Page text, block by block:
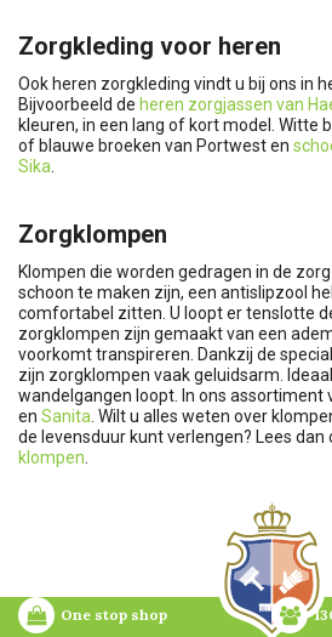
Zorgkleding voor heren
Ook heren zorgkleding vindt u bij ons in
Bijvoorbeeld de heren zorgjassen van
kleuren, in een lang of kort model. Witte
of blauwe broeken van Portwest en
Sika
Zorgklompen
Klompen die worden gedragen in de
schoon te maken zijn, een antislipzool
comfortabel zitten. U loopt er tenslotte
zorgklompen zijn gemaakt van een
voorkomt transpireren. Dankzij de
zijn zorgklompen vaak geluidsarm.
wandelgangen loopt. In ons assortiment
en Sanita . Wilt u alles weten over
de levensduur kunt verlengen? Lees dan
klompen
One stop shop